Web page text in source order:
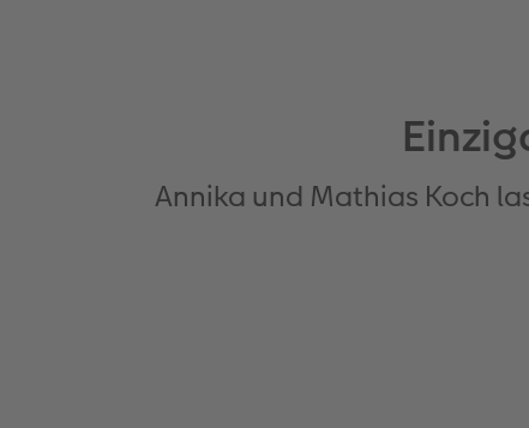
Annika und Mathias Koch